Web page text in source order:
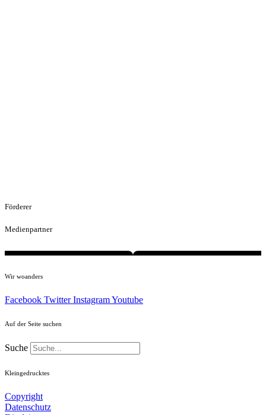
Förderer
Medienpartner
Wir woanders
Facebook Twitter InstagramYoutube
Auf der Seite suchen
Suche
Kleingedrucktes
Copyright
Datenschutz